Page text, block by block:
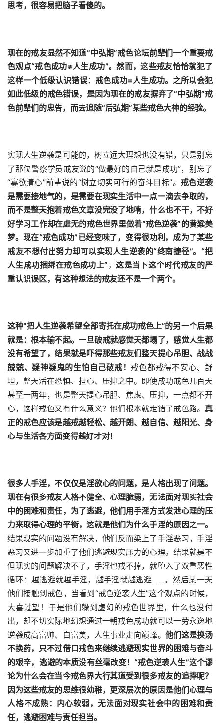
思考，很容易把脑子看傻的。
现在的戒友显然不知道“中弘期”戒色论坛前辈们一个重要戒
色观点“戒色成功≠人生成功”。然而，这些戒友恰恰就犯了
这样一个低级认识错误：戒色成功=人生成功。之所以会犯
如此低级的戒色错误，是因为现在的戒友摒弃了“中弘期”戒
色前辈们的忠告，而去追随“后弘期”某些戒色大神的经验。
实现人生逆袭是可能的，树立远大理想也没有错，只是别忘
了那位警察学员戒友说的“做最好的自己就是成功”，别忘了
“寡欲清心”前辈说的“树立切实可行的奋斗目标”。 戒色逆袭
是需要接地气的，是需要在现实生活中一点一滴去争取的，
而不是整天抱着戒色文章没完没了地啃，什么也不干，不好
好学习工作却在虚无的戒色世界里做着“戒色逆袭”的黄粱美
梦。现在“戒色成功”已经变味了，变得很功利，成为了某些
戒友不想付出努力却可以实现人生逆袭的“终南捷径”。“把
人生成功捆绑在戒色成功上”，这是当下这个时代戒友的严
重认识误区，有这种想法的戒友还不是一个两个。
这种“把人生逆袭希望全部寄托在成功戒色上”的另一个后果
就是：根本输不起。一旦破戒就感觉天都塌了，感觉人生都
没有希望了，结果就是吓得那些戒友们整天提心吊胆、战战
兢兢、疑神疑鬼的生怕自己破戒！ 戒色都戒得不安心、舒
坦，整天活在恐惧、担心、压抑之中。即使成功戒色几百天
甚至一两年，也是整天提心吊胆、焦虑、压抑，一点都不开
心，这样戒色又有什么意义？他们根本就走错了戒色路。 真
正的戒色应该是越戒越轻松、越开朗、越自信、越阳光、身
心与生活各方面变得越好才对！
很多人手淫，不仅仅是淫欲心的问题，是人格出现了问题。
现在有很多戒友人格不健全、心理脆弱，无法面对现实社会
中的困难和责任，为了逃避，他们用手淫方式发泄心理的压
力来取得心理的平衡，这就是他们为什么手淫的原因之一。
结果现实的问题没有解决，他们反而染上了手淫恶习，手淫
恶习又进一步加重了他们逃避现实压力的心理。结果就是不
但现实的问题解决不了，手淫也戒不掉，就堕入了双重恶性
循环：越逃避就越手淫，越手淫就越逃避……。然后某一天
他们接触到戒色，当看到“戒色逆袭人生”这个观点的时候，
大喜过望！于是他们躲到虚幻的戒色世界里，什么也没付
出，却不切实际地幻想通过一朝戒色成功就可以一劳永逸地
逆袭成高富帅、白富美，人生事业走向巅峰。 他们这是换汤
不换药，只不过借口戒色来继续逃避现实世界的困难与奋斗
的艰辛，逃避的本质没有丝毫改变！“戒色逆袭人生”这个谬
论为什么会在当今戒色界大行其道受到很多戒友的追捧呢？
因为这些戒友的思维很幼稚，更深层次的原因是他们心理与
人格不成熟：内心软弱，无法面对现实社会中的困难和责
任，逃避困难与责任担当。